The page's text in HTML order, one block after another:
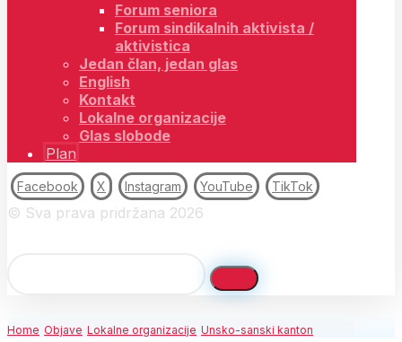
Forum seniora
Forum sindikalnih aktivista /
aktivistica
Jedan član, jedan glas
English
Kontakt
Lokalne organizacije
Glas slobode
Plan
Facebook X Instagram YouTube TikTok
© Sva prava pridržana 2026
Home Objave Lokalne organizacije Unsko-sanski kanton